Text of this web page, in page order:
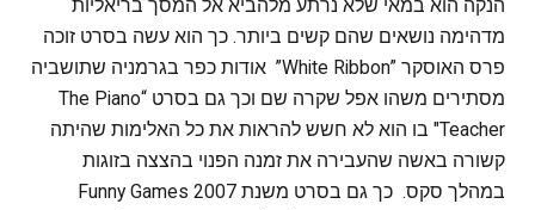
הנקה הוא במאי שלא נרתע מלהביא אל המסך בריאליות
מדהימה נושאים שהם קשים ביותר. כך הוא עשה בסרט זוכה
פרס האוסקר ”White Ribbon” אודות כפר בגרמניה שתושביה
מסתירים משהו אפל שקרה שם וכך גם בסרט “The Piano
Teacher" בו הוא לא חשש להראות את כל האלימות שהיתה
קשורה באשה שהעבירה את זמנה הפנוי בהצצה בזוגות
במהלך סקס. כך גם בסרט משנת 2007 Funny Games